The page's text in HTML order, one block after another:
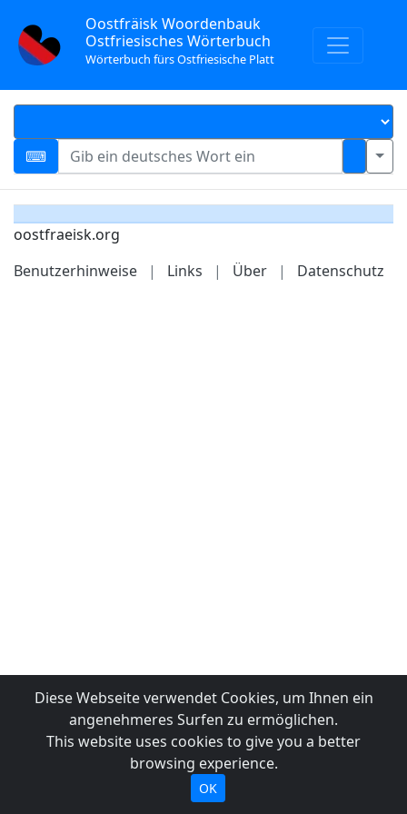
Oostfräisk Woordenbauk
Ostfriesisches Wörterbuch
Wörterbuch fürs Ostfriesische Platt
oostfraeisk.org
Benutzerhinweise
| Links | Über | Datenschutz
Diese Webseite verwendet Cookies, um Ihnen ein
angenehmeres Surfen zu ermöglichen.
This website uses cookies to give you a better
browsing experience.
OK